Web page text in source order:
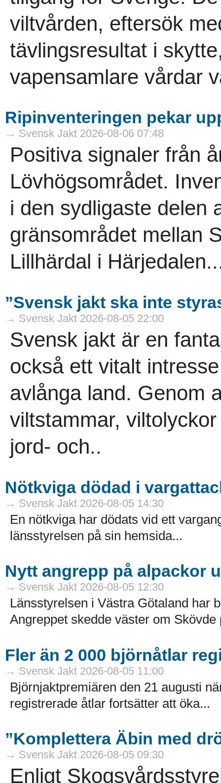
viltvården, eftersök
tävlingsresultat i
vapensamlare vårdar
Ripinventeringen pekar
→ Svensk Jakt 2026-08-06 07:48
Positiva signaler från
Lövhögsområdet.
i den sydligaste delen
gränsområdet mellan
Lillhärdal i
”Svensk jakt ska inte
→ Svensk Jakt 2026-08-05 22:00
Svensk jakt är en
också ett vitalt
avlånga land. Genom
viltstammar,
jord- och..
Nötkviga dödad i
→ Svensk Jakt 2026-08-05 14:30
En nötkviga har dödats vid ett
länsstyrelsen på sin hemsida...
Nytt angrepp på alpackor
→ Svensk Jakt 2026-08-05 12:30
Länsstyrelsen i Västra Götaland har
Angreppet skedde väster om Skövde
Fler än 2 000 björnåtlar
→ Svensk Jakt 2026-08-05 11:00
Björnjaktpremiären den 21 augusti
registrerade åtlar fortsätter att öka...
”Komplettera Äbin med
→ Svensk Jakt 2026-08-05 09:30
Enligt